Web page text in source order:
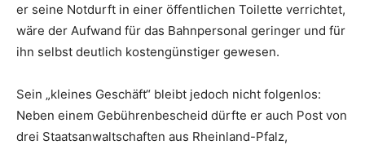
er seine Notdurft in einer öffentlichen Toilette verrichtet,
wäre der Aufwand für das Bahnpersonal geringer und für
ihn selbst deutlich kostengünstiger gewesen.
Sein „kleines Geschäft“ bleibt jedoch nicht folgenlos:
Neben einem Gebührenbescheid dürfte er auch Post von
drei Staatsanwaltschaften aus Rheinland-Pfalz,